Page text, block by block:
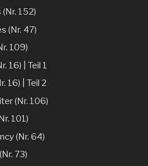
152)
(Nr. 47)
109)
16) | Teil 1
16) | Teil 2
(Nr. 106)
101)
(Nr. 64)
73)